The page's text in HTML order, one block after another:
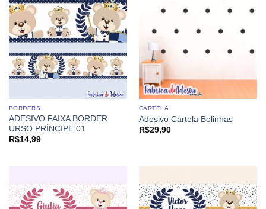
BORDERS
ADESIVO FAIXA BORDER
URSO PRÍNCIPE 01
R$14,99
CARTELA
Adesivo Cartela Bolinhas
R$29,90